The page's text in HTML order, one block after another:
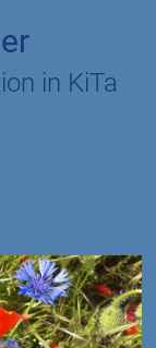
in KiTa